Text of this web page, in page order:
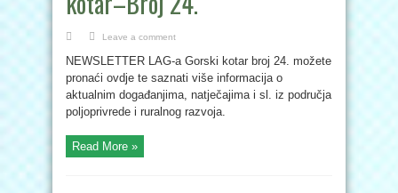
Leave a comment
NEWSLETTER LAG-a Gorski kotar broj 24. možete
pronaći ovdje te saznati više informacija o
aktualnim događanjima, natječajima i sl. iz područja
poljoprivrede i ruralnog razvoja.
Read More »